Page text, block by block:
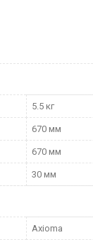
5.5 кг
670 мм
670 мм
30 мм
Axioma